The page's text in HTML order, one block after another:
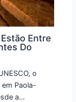
Entre
Do
o
Paola-
a…